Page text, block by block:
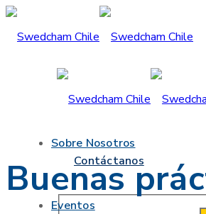
Sobre Nosotros
Eventos
Contáctanos
Buenas